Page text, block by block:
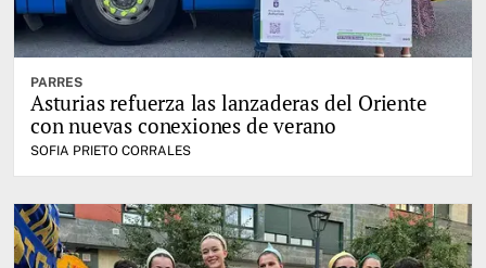
PARRES
Asturias refuerza las lanzaderas del Oriente
con nuevas conexiones de verano
SOFIA PRIETO CORRALES